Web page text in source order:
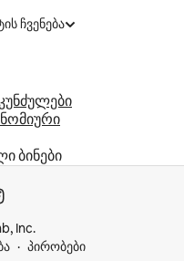
ჩვენება
ბინები
Inc.
პირობები